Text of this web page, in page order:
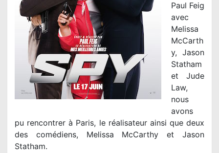
Paul Feig
avec
Melissa
McCarth
y, Jason
Statham
et Jude
Law,
nous
avons
pu rencontrer à Paris, le réalisateur ainsi que deux
des comédiens, Melissa McCarthy et Jason
Statham.